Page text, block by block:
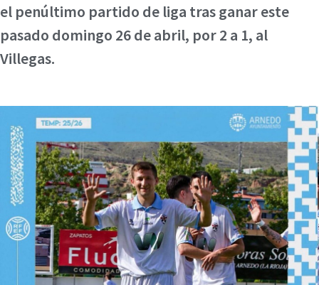
el penúltimo partido de liga tras ganar este
pasado domingo 26 de abril, por 2 a 1, al
Villegas.